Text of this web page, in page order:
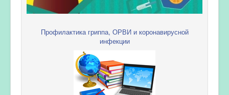
Профилактика гриппа, ОРВИ и коронавирусной
инфекции